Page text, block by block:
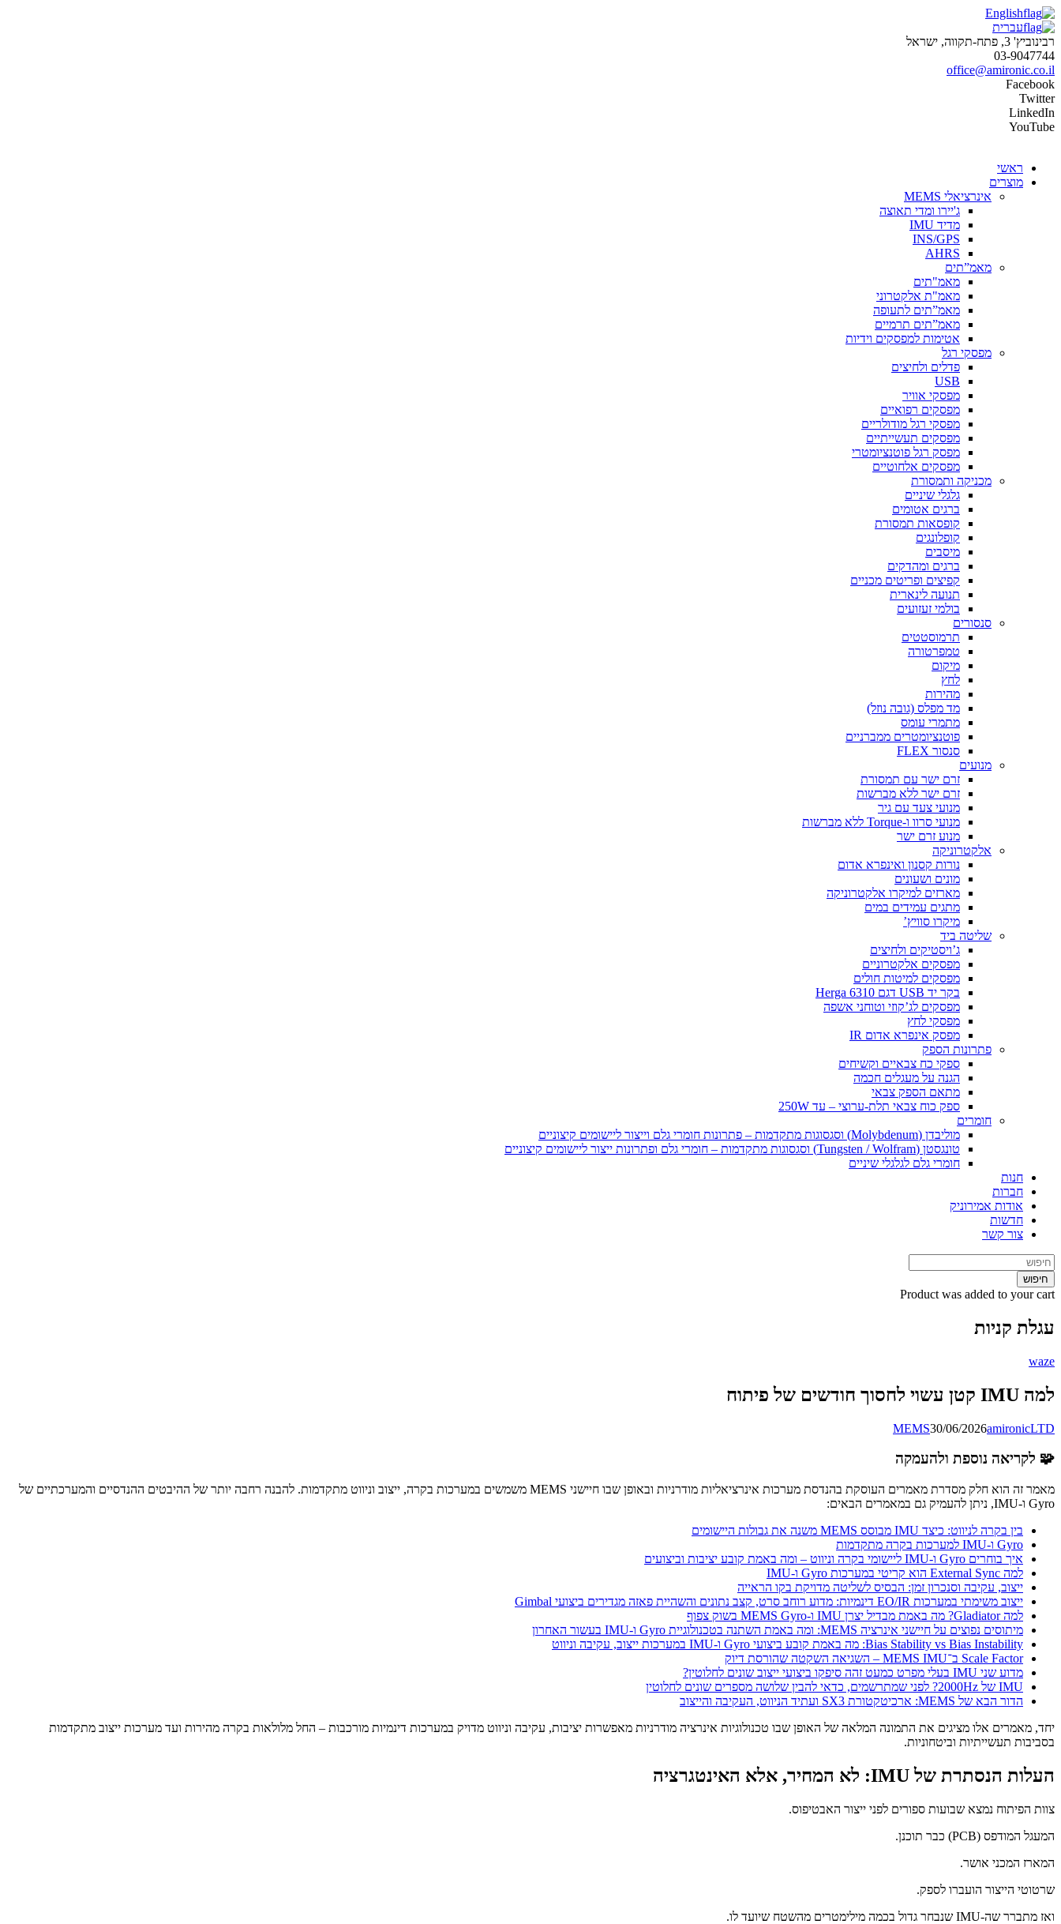
English
עברית
רבינוביץ' 3, פתח-תקווה, ישראל
03-9047744
office@amironic.co.il
Facebook
Twitter
LinkedIn
YouTube
ראשי
מוצרים
אינרציאלי MEMS
ג'יירו ומדי תאוצה
מדיד IMU
INS/GPS
AHRS
מאמ”תים
מאמ"תים
מאמ"ת אלקטרוני
מאמ”תים לתעופה
מאמ”תים תרמיים
אטימות למפסקים וידיות
מפסקי רגל
פדלים ולחיצים
USB
מפסקי אוויר
מפסקים רפואיים
מפסקי רגל מודולריים
מפסקים תעשייתיים
מפסק רגל פוטנציומטרי
מפסקים אלחוטיים
מכניקה ותמסורת
גלגלי שיניים
ברגים אטומים
קופסאות תמסורת
קופלונגים
מיסבים
ברגים ומהדקים
קפיצים ופריטים מכניים
תנועה לינארית
בולמי זעזועים
סנסורים
תרמוסטטים
טמפרטורה
מיקום
לחץ
מהירות
מד מפלס (גובה נוזל)
מתמרי עומס
פוטנציומטרים ממברניים
סנסור FLEX
מנועים
זרם ישר עם תמסורת
זרם ישר ללא מברשות
מנועי צעד עם גיר
מנועי סרוו ו-Torque ללא מברשות
מנוע זרם ישר
אלקטרוניקה
נורות קסנון ואינפרא אדום
מונים ושעונים
מארזים למיקרו אלקטרוניקה
מתגים עמידים במים
מיקרו סוויץ’
שליטה ביד
ג’ויסטיקים ולחיצים
מפסקים אלקטרוניים
מפסקים למיטות חולים
בקר יד USB דגם Herga 6310
מפסקים לג’קוזי וטוחני אשפה
מפסקי לחץ
מפסק אינפרא אדום IR
פתרונות הספק
ספקי כח צבאיים וקשיחים
הגנה על מעגלים חכמה
מתאם הספק צבאי
ספק כוח צבאי תלת-ערוצי – עד 250W
חומרים
מוליבדן (Molybdenum) וסגסוגות מתקדמות – פתרונות חומרי גלם וייצור ליישומים קיצוניים
טונגסטן (Tungsten / Wolfram) וסגסוגות מתקדמות – חומרי גלם ופתרונות ייצור ליישומים קיצוניים
חומרי גלם לגלגלי שיניים
חנות
חברות
אודות אמירוניק
חדשות
צור קשר
חיפוש
Product was added to your cart
עגלת קניות
waze
למה IMU קטן עשוי לחסוך חודשים של פיתוח
MEMS30/06/2026amironicLTD
🧩 לקריאה נוספת ולהעמקה
מאמר זה הוא חלק מסדרת מאמרים העוסקת בהנדסת מערכות אינרציאליות מודרניות ובאופן שבו חיישני MEMS משמשים במערכות בקרה, ייצוב וניווט מתקדמות. להבנה רחבה יותר של ההיבטים ההנדסיים והמערכתיים של
Gyro ו-IMU, ניתן להעמיק גם במאמרים הבאים:
בין בקרה לניווט: כיצד IMU מבוסס MEMS משנה את גבולות היישומים
Gyro ו-IMU למערכות בקרה מתקדמות
איך בוחרים Gyro ו-IMU ליישומי בקרה וניווט – ומה באמת קובע יציבות וביצועים
למה External Sync הוא קריטי במערכות Gyro ו-IMU
ייצוב, עקיבה וסנכרון זמן: הבסיס לשליטה מדויקת בקו הראייה
ייצוב משימתי במערכות EO/IR דינמיות: מדוע רוחב סרט, קצב נתונים והשהיית פאזה מגדירים ביצועי Gimbal
למה Gladiator? מה באמת מבדיל יצרן IMU ו-MEMS Gyro בשוק צפוף
מיתוסים נפוצים על חיישני אינרציה MEMS: ומה באמת השתנה בטכנולוגיית Gyro ו-IMU בעשור האחרון
Bias Stability vs Bias Instability: מה באמת קובע ביצועי Gyro ו-IMU במערכות ייצוב, עקיבה וניווט
Scale Factor ב־MEMS IMU – השגיאה השקטה שהורסת דיוק
מדוע שני IMU בעלי מפרט כמעט זהה סיפקו ביצועי ייצוב שונים לחלוטין?
IMU של 2000Hz? לפני שמתרשמים, כדאי להבין שלושה מספרים שונים לחלוטין
הדור הבא של MEMS: ארכיטקטורת SX3 ועתיד הניווט, העקיבה והייצוב
יחד, מאמרים אלו מציגים את התמונה המלאה של האופן שבו טכנולוגיות אינרציה מודרניות מאפשרות יציבות, עקיבה וניווט מדויק במערכות דינמיות מורכבות – החל מלולאות בקרה מהירות ועד מערכות ייצוב מתקדמות
בסביבות תעשייתיות וביטחוניות.
העלות הנסתרת של IMU: לא המחיר, אלא האינטגרציה
צוות הפיתוח נמצא שבועות ספורים לפני ייצור האבטיפוס.
המעגל המודפס (PCB) כבר תוכנן.
המארז המכני אושר.
שרטוטי הייצור הועברו לספק.
ואז מתברר שה-IMU שנבחר גדול בכמה מילימטרים מהשטח שיועד לו.